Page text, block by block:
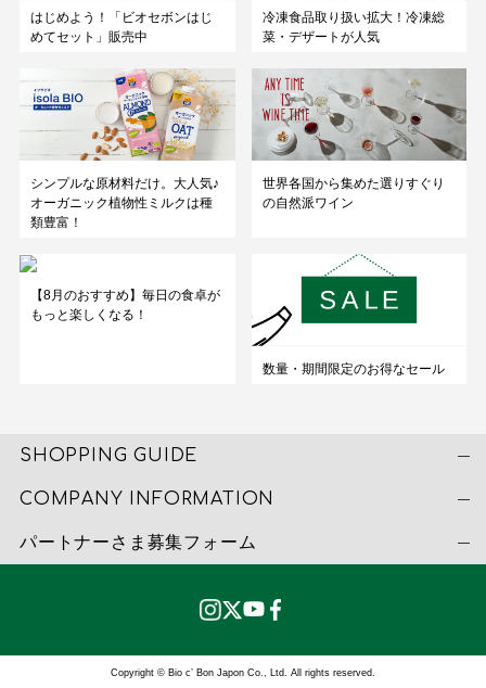
はじめよう！「ビオセボンはじ
めてセット」販売中
冷凍食品取り扱い拡大！冷凍総
菜・デザートが人気
シンプルな原材料だけ。大人気♪
オーガニック植物性ミルクは種
類豊富！
世界各国から集めた選りすぐり
の自然派ワイン
【8月のおすすめ】毎日の食卓が
もっと楽しくなる！
数量・期間限定のお得なセール
SHOPPING GUIDE
COMPANY INFORMATION
パートナーさま募集フォーム
Copyright © Bio c’ Bon Japon Co., Ltd. All rights reserved.